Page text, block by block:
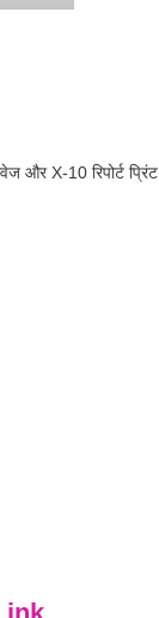
और X-10 रिपोर्ट प्रिंट